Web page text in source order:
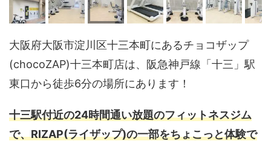
大阪府大阪市淀川区十三本町にあるチョコザップ
(chocoZAP)十三本町店は、阪急神戸線「十三」駅
東口から徒歩6分の場所にあります！
十三駅付近の24時間通い放題のフィットネスジム
で、RIZAP(ライザップ)の一部をちょこっと体験で